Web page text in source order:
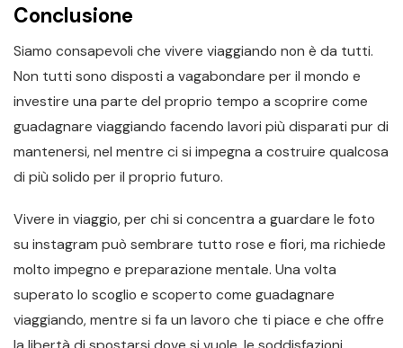
Conclusione
Siamo consapevoli che vivere viaggiando non è da tutti.
Non tutti sono disposti a vagabondare per il mondo e
investire una parte del proprio tempo a scoprire come
guadagnare viaggiando facendo lavori più disparati pur di
mantenersi, nel mentre ci si impegna a costruire qualcosa
di più solido per il proprio futuro.
Vivere in viaggio, per chi si concentra a guardare le foto
su instagram può sembrare tutto rose e fiori, ma richiede
molto impegno e preparazione mentale. Una volta
superato lo scoglio e scoperto come guadagnare
viaggiando, mentre si fa un lavoro che ti piace e che offre